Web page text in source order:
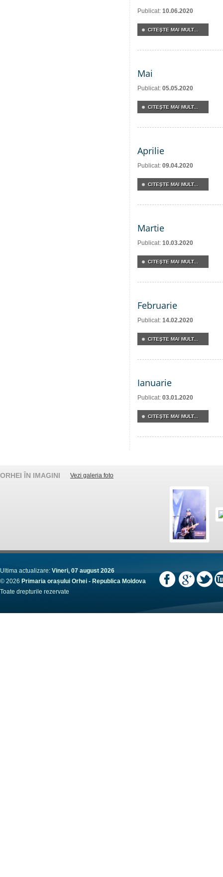
Publicat: 10.06.2020
CITEŞTE MAI MULT...
Mai
Publicat: 05.05.2020
CITEŞTE MAI MULT...
Aprilie
Publicat: 09.04.2020
CITEŞTE MAI MULT...
Martie
Publicat: 10.03.2020
CITEŞTE MAI MULT...
Februarie
Publicat: 14.02.2020
CITEŞTE MAI MULT...
Ianuarie
Publicat: 03.01.2020
CITEŞTE MAI MULT...
ORHEI ÎN IMAGINI Vezi galeria foto
Ultima actualizare: Vineri, 07 august 2026
© 2026 Primaria orașului Orhei - Republica Moldova
Toate drepturile rezervate